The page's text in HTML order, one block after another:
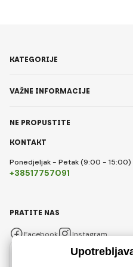
KONTAKT
Ponedjeljak - Petak (9:00 - 15:00)
+38517757091
KATEGORIJE
VAŽNE INFORMACIJE
NE PROPUSTITE
PRATITE NAS
Facebook Instagram